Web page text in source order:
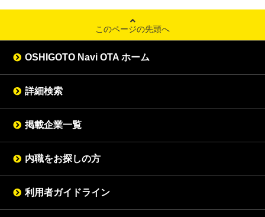
このページの先頭へ
OSHIGOTO Navi OTA ホーム
詳細検索
掲載企業一覧
内職をお探しの方
利用者ガイドライン